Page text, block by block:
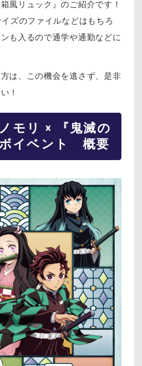
風リュック』のご紹介です！
ズのファイルなどはもちろ
も入るので通学や通勤などに
は、この機会を逃さず、是非
！
モリ × 『鬼滅の
イベント 概要